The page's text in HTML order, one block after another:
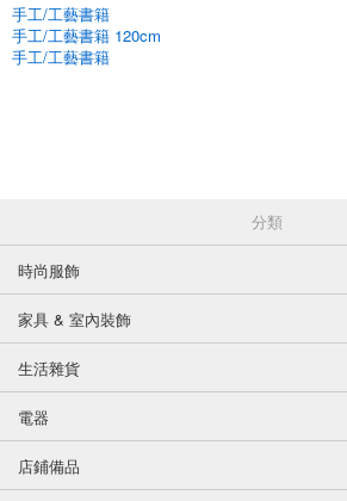
手工/工藝書籍
手工/工藝書籍 120cm
手工/工藝書籍
分類
時尚服飾
家具 & 室內裝飾
生活雜貨
電器
店鋪備品